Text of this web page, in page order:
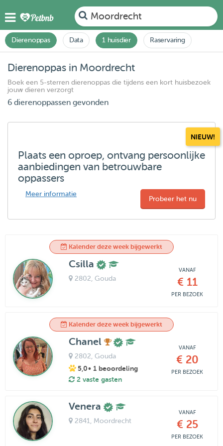
Moordrecht
Dierenoppas Data 1 huisdier Raservaring
Dierenoppas in Moordrecht
Boek een 5-sterren dierenoppas die tijdens een kort huisbezoek
jouw dieren verzorgt
6 dierenoppassen gevonden
NIEUW!
Plaats een oproep, ontvang persoonlijke
aanbiedingen van betrouwbare
oppassers
Meer informatie
Probeer het nu
Kalender deze week bijgewerkt
Csilla
2802 , Gouda
VANAF
€ 11
PER BEZOEK
Kalender deze week bijgewerkt
Chanel
2802 , Gouda
5,0• 1 beoordeling
2 vaste gasten
VANAF
€ 20
PER BEZOEK
Venera
2841 , Moordrecht
VANAF
€ 25
PER BEZOEK